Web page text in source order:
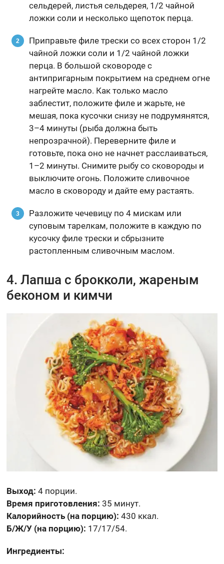
сельдерей, листья сельдерея, 1/2 чайной
ложки соли и несколько щепоток перца.
Приправьте филе трески со всех сторон 1/2
чайной ложки соли и 1/2 чайной ложки
перца. В большой сковороде с
антипригарным покрытием на среднем огне
нагрейте масло. Как только масло
заблестит, положите филе и жарьте, не
мешая, пока кусочки снизу не подрумянятся,
3–4 минуты (рыба должна быть
непрозрачной). Переверните филе и
готовьте, пока оно не начнет расслаиваться,
1–2 минуты. Снимите рыбу со сковороды и
выключите огонь. Положите сливочное
масло в сковороду и дайте ему растаять.
Разложите чечевицу по 4 мискам или
суповым тарелкам, положите в каждую по
кусочку филе трески и сбрызните
растопленным сливочным маслом.
4. Лапша с брокколи, жареным
беконом и кимчи
Выход: 4 порции.
Время приготовления: 35 минут.
Калорийность (на порцию): 430 ккал.
Б/Ж/У (на порцию): 17/17/54.
Ингредиенты: